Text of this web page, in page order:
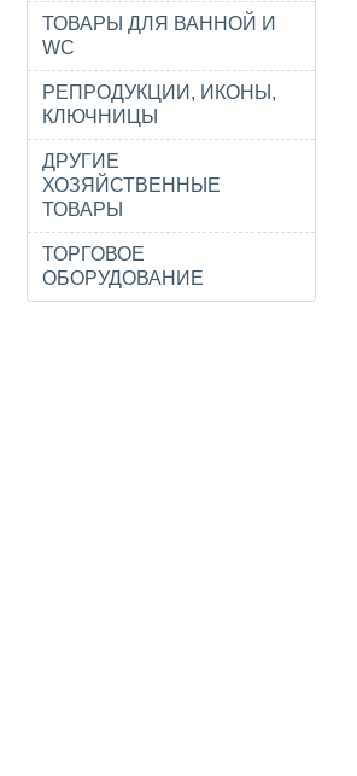
ТОВАРЫ ДЛЯ ВАННОЙ И
WC
РЕПРОДУКЦИИ, ИКОНЫ,
КЛЮЧНИЦЫ
ДРУГИЕ
ХОЗЯЙСТВЕННЫЕ
ТОВАРЫ
ТОРГОВОЕ
ОБОРУДОВАНИЕ